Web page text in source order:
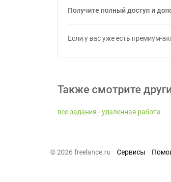
Получите полный доступ и
Если у вас уже есть премиум-
Также смотрите
все задания - удаленная работа
© 2026 freelance.ru Сервисы